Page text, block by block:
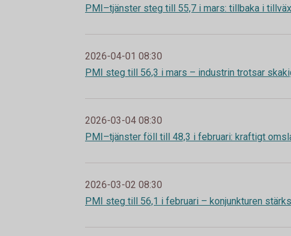
PMI–tjänster steg till 55,7 i mars: tillbaka i
2026-04-01 08:30
PMI steg till 56,3 i mars – industrin trotsar
2026-03-04 08:30
PMI–tjänster föll till 48,3 i februari: kraftigt
2026-03-02 08:30
PMI steg till 56,1 i februari – konjunkturen